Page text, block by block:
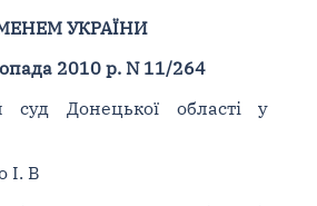
УКРАЇНИ
2010 р. N 11/264
суд Донецької області у
І. В